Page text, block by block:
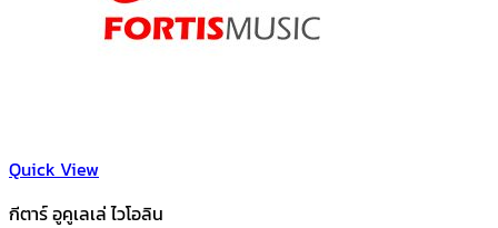
Quick View
กีตาร์ อูคูเลเล่ ไวโอลิน